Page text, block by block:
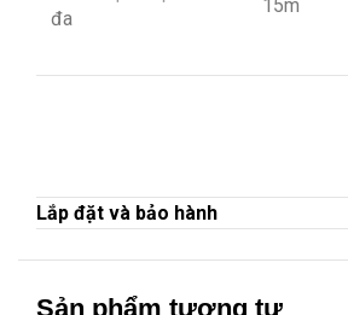
đa
15m
Lắp đặt và bảo hành
Sản phẩm tương tự